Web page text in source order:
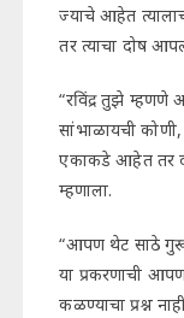
ज्याचे आहेत
तर त्याचा दोष
“रविंद्र तुझे म्हणणे
सांभाळायची
एकाकडे आहेत तर
म्हणाला.
“आपण थेट साठे
या प्रकरणाची
कळण्याचा प्रश्न